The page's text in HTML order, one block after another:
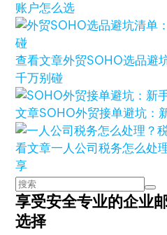
账户怎么选
查看文章外贸SOHO选品避
千万别碰
文章SOHO外贸接单避坑：
看文章一人公司税务怎么处
享
享受安全专业的企业
选择